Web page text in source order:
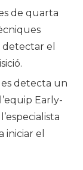
de quarta
el
detecta un
Early-
iniciar el